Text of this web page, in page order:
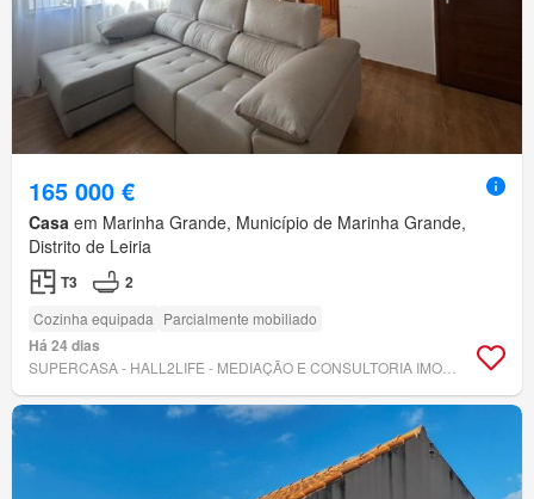
165 000 €
Casa em Marinha Grande, Município de Marinha Grande,
Distrito de Leiria
T3 2
Cozinha equipada Parcialmente mobiliado
Há 24 dias